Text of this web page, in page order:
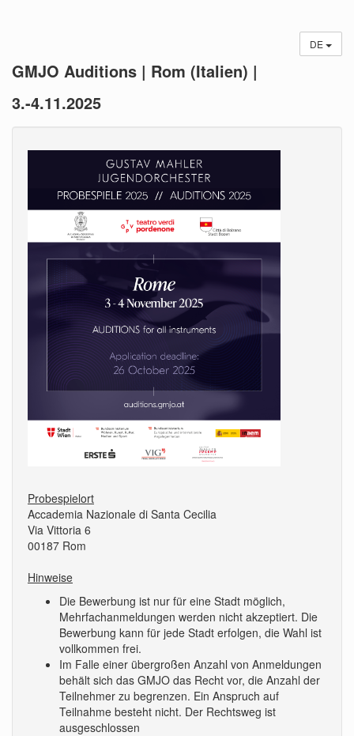
DE
GMJO Auditions | Rom (Italien) |
3.-4.11.2025
Probespielort
Accademia Nazionale di Santa Cecilia
Via Vittoria 6
00187 Rom
Hinweise
Die Bewerbung ist nur für eine Stadt möglich,
Mehrfachanmeldungen werden nicht akzeptiert. Die
Bewerbung kann für jede Stadt erfolgen, die Wahl ist
vollkommen frei.
Im Falle einer übergroßen Anzahl von Anmeldungen
behält sich das GMJO das Recht vor, die Anzahl der
Teilnehmer zu begrenzen. Ein Anspruch auf
Teilnahme besteht nicht. Der Rechtsweg ist
ausgeschlossen